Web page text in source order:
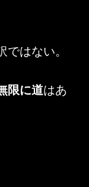
はない。
限に道はあ